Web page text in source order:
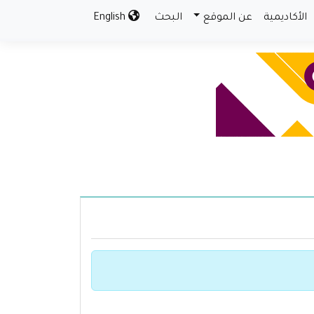
الأكاديمية عن الموقع البحث